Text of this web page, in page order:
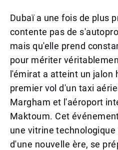
Dubaï a une fois de plus
contente pas de
mais qu'elle prend
pour mériter
l'émirat a atteint un jalon
premier vol d'un taxi
Margham et l'aéroport
Maktoum. Cet
une vitrine
d'une nouvelle ère, se